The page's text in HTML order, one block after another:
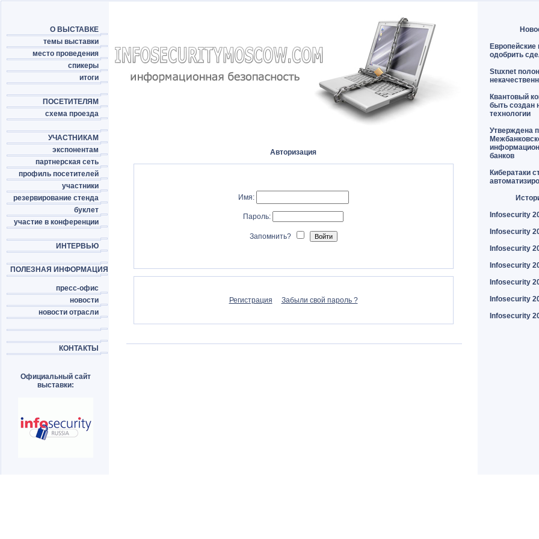
О ВЫСТАВКЕ
темы выставки
место проведения
спикеры
итоги
ПОСЕТИТЕЛЯМ
схема проезда
УЧАСТНИКАМ
экспонентам
партнерская сеть
профиль посетителей
участники
резервирование стенда
буклет
участие в конференции
ИНТЕРВЬЮ
ПОЛЕЗНАЯ ИНФОРМАЦИЯ
пресс-офис
новости
новости отрасли
КОНТАКТЫ
Официальный сайт
выставки:
Авторизация
Имя:
Пароль:
Запомнить?
Регистрация Забыли свой пароль ?
Европейские
одобрить
Stuxnet
Квантовый
быть создан
технологии
Утверждена
банков
Кибератаки
Infosecurity
Infosecurity
Infosecurity
Infosecurity
Infosecurity
Infosecurity
Infosecurity